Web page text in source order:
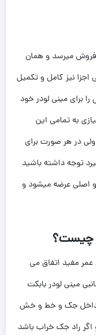
فروش میرسد و همان
نیز کامل و تکمیل
برای مینی لودر خود
به تمامی این
در هر صورت برای
توجه داشته باشید
و اصلی عرضه میشود و
چیست؟
مفید اتفاق می
مینی لودر بابکت
داخل جک و خط و خش
راد جک خراب باشد